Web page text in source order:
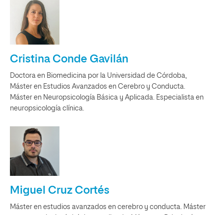
Cristina Conde Gavilán
Doctora en Biomedicina por la Universidad de Córdoba,
Máster en Estudios Avanzados en Cerebro y Conducta.
Máster en Neuropsicología Básica y Aplicada. Especialista en
neuropsicología clínica.
Miguel Cruz Cortés
Máster en estudios avanzados en cerebro y conducta. Máster